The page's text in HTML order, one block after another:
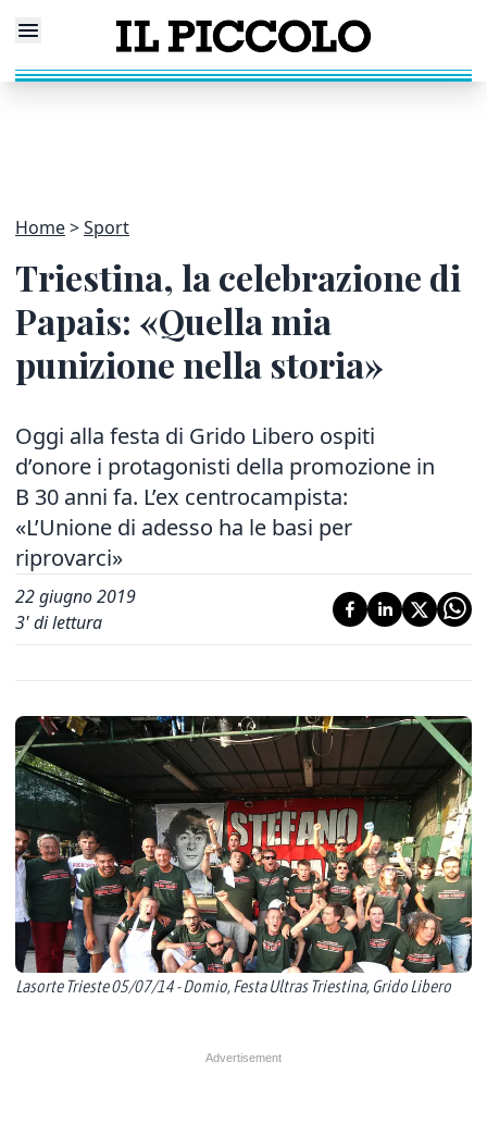
Home Sport
Triestina, la celebrazione di
Papais: «Quella mia
punizione nella storia»
Oggi alla festa di Grido Libero ospiti
d’onore i protagonisti della promozione in
B 30 anni fa. L’ex centrocampista:
«L’Unione di adesso ha le basi per
riprovarci»
22 giugno 2019
3' di lettura
Lasorte Trieste 05/07/14 - Domio, Festa Ultras Triestina, Grido Libero